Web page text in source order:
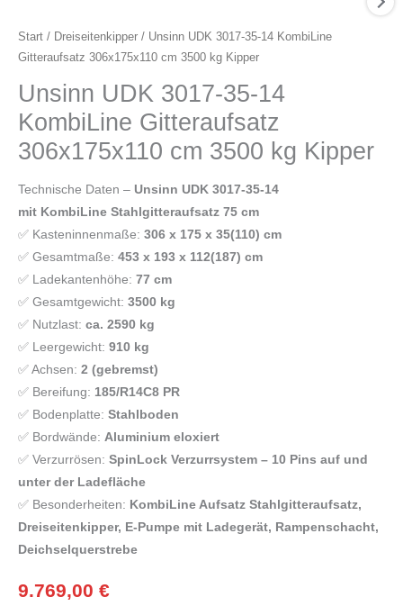
Start / Dreiseitenkipper / Unsinn UDK 3017-35-14 KombiLine
Gitteraufsatz 306x175x110 cm 3500 kg Kipper
Unsinn UDK 3017-35-14
KombiLine Gitteraufsatz
306x175x110 cm 3500 kg Kipper
Technische Daten – Unsinn UDK 3017-35-14
mit KombiLine Stahlgitteraufsatz 75 cm
✅ Kasteninnenmaße: 306 x 175 x 35(110) cm
✅ Gesamtmaße: 453 x 193 x 112(187) cm
✅ Ladekantenhöhe: 77 cm
✅ Gesamtgewicht: 3500 kg
✅ Nutzlast: ca. 2590 kg
✅ Leergewicht: 910 kg
✅ Achsen: 2 (gebremst)
✅ Bereifung: 185/R14C8 PR
✅ Bodenplatte: Stahlboden
✅ Bordwände: Aluminium eloxiert
✅ Verzurrösen: SpinLock Verzurrsystem – 10 Pins auf und
unter der Ladefläche
✅ Besonderheiten: KombiLine Aufsatz Stahlgitteraufsatz,
Dreiseitenkipper, E-Pumpe mit Ladegerät, Rampenschacht,
Deichselquerstrebe
9.769,00 €